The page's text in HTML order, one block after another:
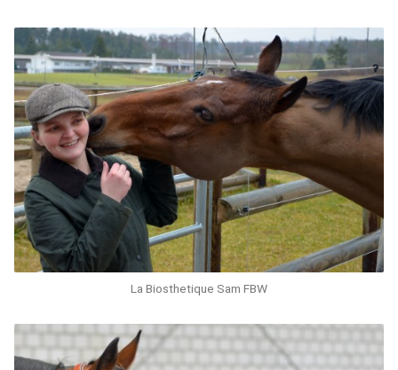
La Biosthetique Sam FBW